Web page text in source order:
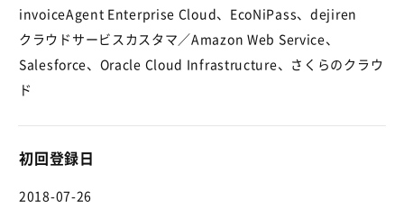
invoiceAgent Enterprise Cloud、EcoNiPass、dejiren
クラウドサービスカスタマ／Amazon Web Service、
Salesforce、Oracle Cloud Infrastructure、さくらのクラウ
ド
初回登録日
2018-07-26